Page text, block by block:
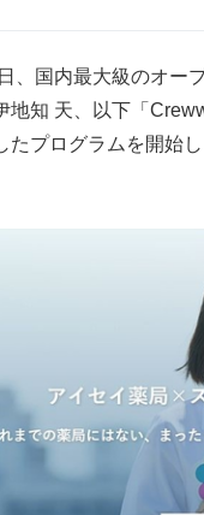
、国内最大級のオー
地知 天、以下「
プログラムを開始し